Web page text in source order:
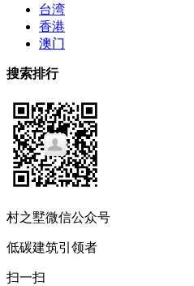
台湾
香港
澳门
搜索排行
村之墅微信公众号
低碳建筑引领者
扫一扫